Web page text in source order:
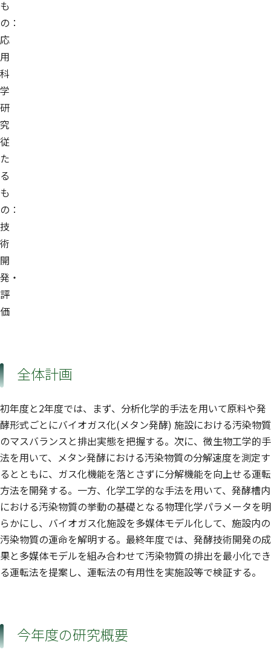
も
の：
応
用
科
学
研
究
従
た
る
も
の：
技
術
開
発・
評
価
全体計画
初年度と2年度では、まず、分析化学的手法を用いて原料や発
酵形式ごとにバイオガス化(メタン発酵) 施設における汚染物質
のマスバランスと排出実態を把握する。次に、微生物工学的手
法を用いて、メタン発酵における汚染物質の分解速度を測定す
るとともに、ガス化機能を落とさずに分解機能を向上せる運転
方法を開発する。一方、化学工学的な手法を用いて、発酵槽内
における汚染物質の挙動の基礎となる物理化学パラメータを明
らかにし、バイオガス化施設を多媒体モデル化して、施設内の
汚染物質の運命を解明する。最終年度では、発酵技術開発の成
果と多媒体モデルを組み合わせて汚染物質の排出を最小化でき
る運転法を提案し、運転法の有用性を実施設等で検証する。
今年度の研究概要